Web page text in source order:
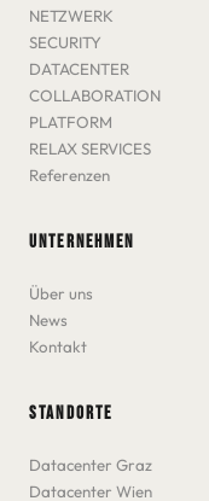
NETZWERK
SECURITY
DATACENTER
COLLABORATION
PLATFORM
RELAX SERVICES
Referenzen
UNTERNEHMEN
Über uns
News
Kontakt
STANDORTE
Datacenter Graz
Datacenter Wien